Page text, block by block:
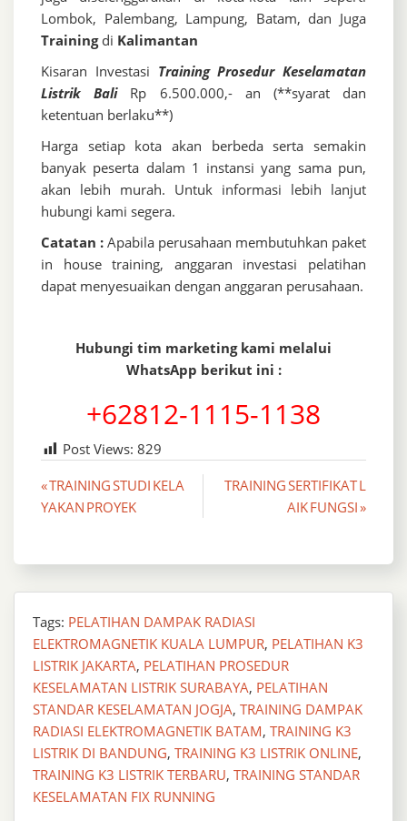
Lombok, Palembang, Lampung, Batam, dan Juga
Trainingdi Kalimantan
Kisaran Investasi Training Prosedur Keselamatan
Listrik Bali
Rp 6.500.000,- an (**syarat dan
ketentuan berlaku**)
Harga setiap kota akan berbeda serta semakin
banyak peserta dalam 1 instansi yang sama pun,
akan lebih murah. Untuk informasi lebih lanjut
hubungi kami segera.
Catatan : Apabila perusahaan membutuhkan paket
in house training, anggaran investasi pelatihan
dapat menyesuaikan dengan anggaran perusahaan.
Hubungi tim marketing kami melalui
WhatsApp berikut ini :
+62812-1115-1138
Post Views: 829
Post
navigation
« TRAINING STUDI KELA
YAKAN PROYEK
TRAINING SERTIFIKAT L
AIK FUNGSI »
Tags: PELATIHAN DAMPAK RADIASI
ELEKTROMAGNETIK KUALA LUMPUR, PELATIHAN K3
LISTRIK JAKARTA, PELATIHAN PROSEDUR
KESELAMATAN LISTRIK SURABAYA, PELATIHAN
STANDAR KESELAMATAN JOGJA, TRAINING DAMPAK
RADIASI ELEKTROMAGNETIK BATAM, TRAINING K3
LISTRIK DI BANDUNG, TRAINING K3 LISTRIK ONLINE,
TRAINING K3 LISTRIK TERBARU, TRAINING STANDAR
KESELAMATAN FIX RUNNING